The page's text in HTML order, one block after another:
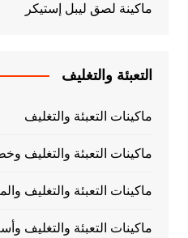
ماكينة لصق ليبل إستيكر
التعبئة والتغليف
ماكينات التعبئة والتغليف
ماكينات التعبئة والتغليف
ماكينات التعبئة والتغليف
ماكينات التعبئة والتغليف